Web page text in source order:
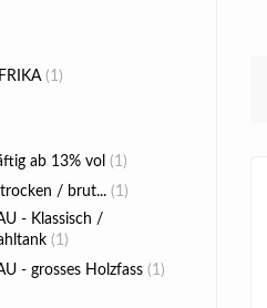
(1)
ab 13% vol (1)
/ brut... (1)
- Klassisch /
(1)
- grosses Holzfass (1)